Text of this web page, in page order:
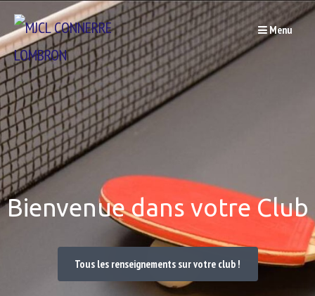
Passer
au
contenu
Menu
Bienvenue dans votre Club
Tous les renseignements sur votre club !